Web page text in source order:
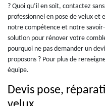
? Quoi qu’il en soit, contactez
professionnel en pose de velux
notre compétence et notre
solution pour rénover votre
pourquoi ne pas demander un
proposons ? Pour plus de
équipe.
Devis pose,